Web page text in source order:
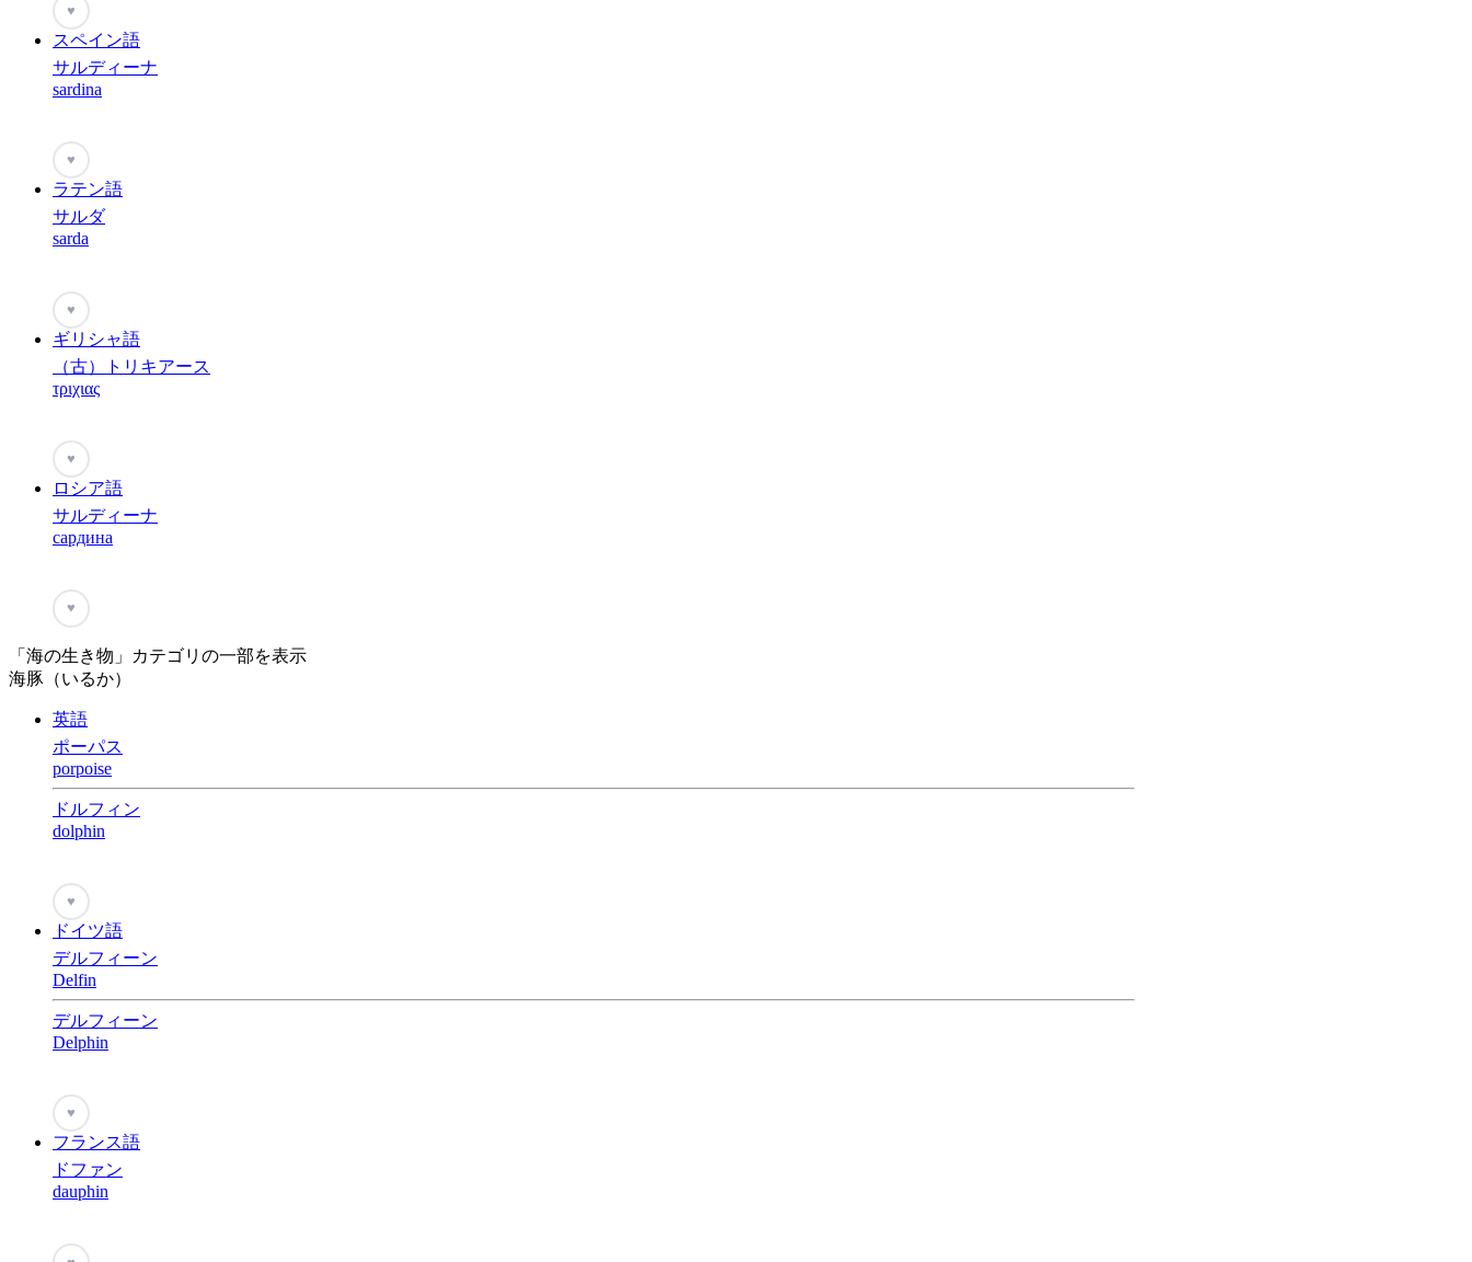
♥
スペイン語
サルディーナ
sardina
♥
ラテン語
サルダ
sarda
♥
ギリシャ語
（古）トリキアース
τριχιας
♥
ロシア語
サルディーナ
сардина
♥
「海の生き物」カテゴリの一部を表示
海豚（いるか）
英語
ポーパス
porpoise
ドルフィン
dolphin
♥
ドイツ語
デルフィーン
Delfin
デルフィーン
Delphin
♥
フランス語
ドファン
dauphin